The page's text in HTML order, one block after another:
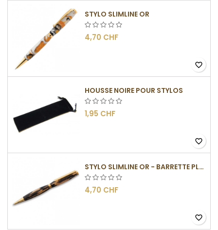
STYLO SLIMLINE OR
4,70 CHF
favorite_border
HOUSSE NOIRE POUR STYLOS
1,95 CHF
favorite_border
STYLO SLIMLINE OR - BARRETTE PLATE
4,70 CHF
favorite_border